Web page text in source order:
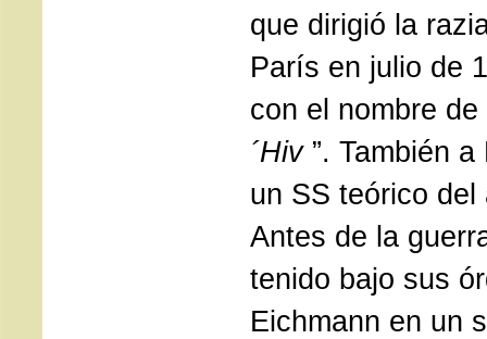
que dirigió la
París en julio de
con el nombre de
´Hiv”. También a
un SS teórico
Antes de la
tenido bajo sus
Eichmann en un